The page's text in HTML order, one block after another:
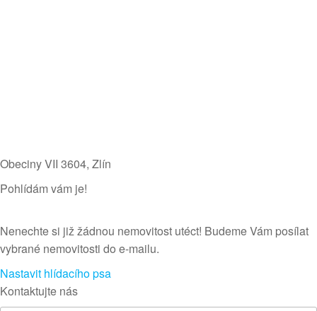
Obeciny VII 3604​, Zlín
Pohlídám vám je!
Nenechte si již žádnou nemovitost utéct! Budeme Vám posílat
vybrané nemovitosti do e-mailu.
Nastavit hlídacího psa
Kontaktujte nás